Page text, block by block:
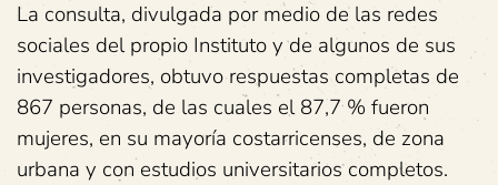
La consulta, divulgada por medio de las redes
sociales del propio Instituto y de algunos de sus
investigadores, obtuvo respuestas completas de
867 personas, de las cuales el 87,7 % fueron
mujeres, en su mayoría costarricenses, de zona
urbana y con estudios universitarios completos.